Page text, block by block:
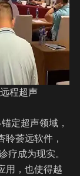
远程超声
定超声领域，
聆荟远软件，
疗成为现实。
用，也使得越